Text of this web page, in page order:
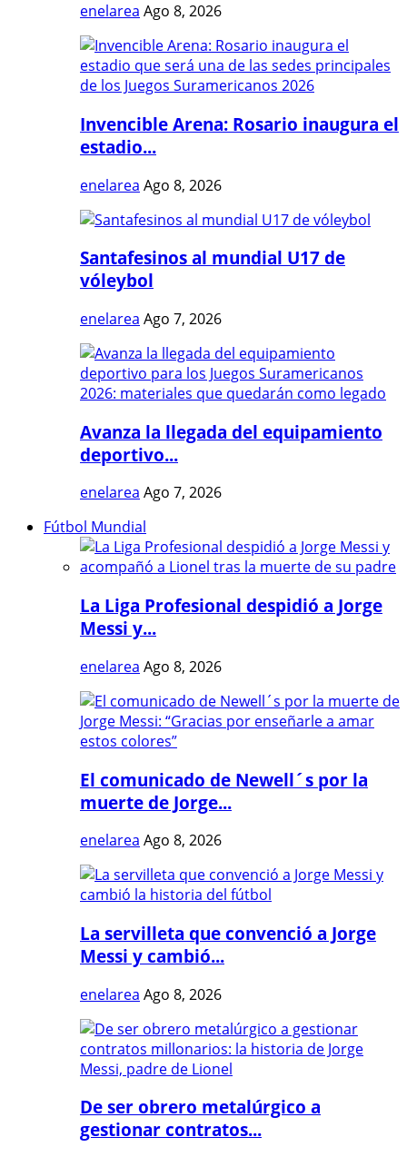
enelarea Ago 8, 2026
Invencible Arena: Rosario inaugura el
estadio...
enelarea Ago 8, 2026
Santafesinos al mundial U17 de
vóleybol
enelarea Ago 7, 2026
Avanza la llegada del equipamiento
deportivo...
enelarea Ago 7, 2026
Fútbol Mundial
La Liga Profesional despidió a Jorge
Messi y...
enelarea Ago 8, 2026
El comunicado de Newell´s por la
muerte de Jorge...
enelarea Ago 8, 2026
La servilleta que convenció a Jorge
Messi y cambió...
enelarea Ago 8, 2026
De ser obrero metalúrgico a
gestionar contratos...